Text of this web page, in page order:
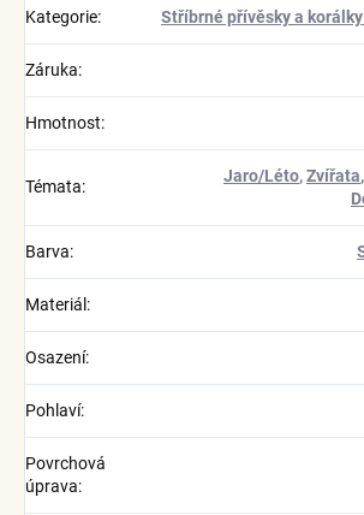
Kategorie: Stříbrné přívěsky a
Záruka:
Hmotnost:
Témata:
Jaro/Léto,Zvířata,
Barva:
Materiál :
Osazení:
Pohlaví:
Povrchová
úprava: